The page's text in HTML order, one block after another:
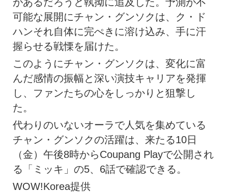
可能な展開にチャン・グンソクは、ク・ド
ハンそれ自体に完ぺきに溶け込み、手に汗
握らせる戦慄を届けた。
このようにチャン・グンソクは、変化に富
んだ感情の振幅と深い演技キャリアを発揮
し、ファンたちの心をしっかりと狙撃し
た。
代わりのいないオーラで人気を集めている
チャン・グンソクの活躍は、来たる10日
（金）午後8時からCoupang Playで公開され
る「ミッキ」の5、6話で確認できる。
WOW!Korea提供